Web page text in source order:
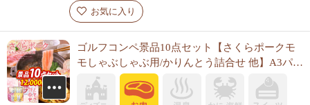
お気に入り
ゴルフコンペ景品10点セット【さくらポークモ
モしゃぶしゃぶ用/かりんとう詰合せ 他】A3パネ
ル・目録付き<送料無料>